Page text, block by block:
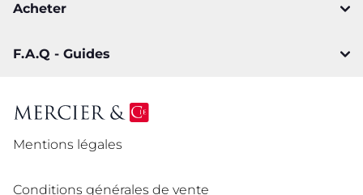
Acheter
F.A.Q - Guides
Mentions légales
Conditions générales de vente